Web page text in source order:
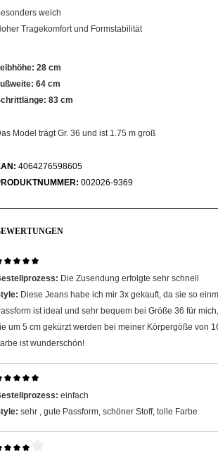
weich
Tragekomfort und Formstabilität
28 cm
64 cm
83 cm
Model trägt Gr. 36 und ist 1.75 m groß
4064276598605
002026-9369
mit 5 von 5 Sternen
Die Zusendung erfolgte sehr schnell
Diese Jeans habe ich mir 3x gekauft, da sie so
ist ideal und sehr bequem bei Größe 36 für
um 5 cm gekürzt werden bei meiner Körpergöße von
ist wunderschön!
mit 5 von 5 Sternen
einfach
sehr , gute Passform, schöner Stoff, tolle Farbe